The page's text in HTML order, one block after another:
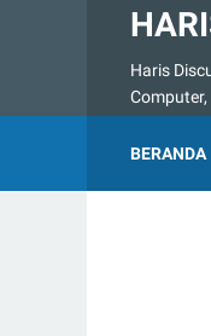
Haris
Computer,
BERANDA